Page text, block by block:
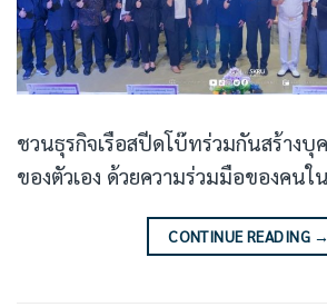
ชวนธุรกิจเรือสปีดโบ๊ทร่วมกันสร้างบุ
ของตัวเอง ด้วยความร่วมมือของคนใน
CONTINUE READING →